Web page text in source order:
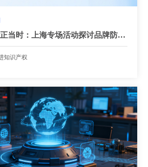
当时：上海专场活动探讨品牌防御
知识产权